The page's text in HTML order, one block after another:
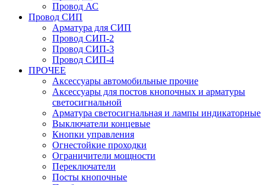
Провод АС
Провод СИП
Арматура для СИП
Провод СИП-2
Провод СИП-3
Провод СИП-4
ПРОЧЕЕ
Аксессуары автомобильные прочие
Аксессуары для постов кнопочных и арматуры
светосигнальной
Арматура светосигнальная и лампы индикаторные
Выключатели концевые
Кнопки управления
Огнестойкие проходки
Ограничители мощности
Переключатели
Посты кнопочные